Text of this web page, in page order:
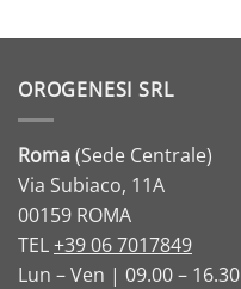
OROGENESI SRL
Roma(Sede Centrale)
Via Subiaco, 11A
00159 ROMA
TEL+39 06 7017849
Lun – Ven | 09.00 – 16.30